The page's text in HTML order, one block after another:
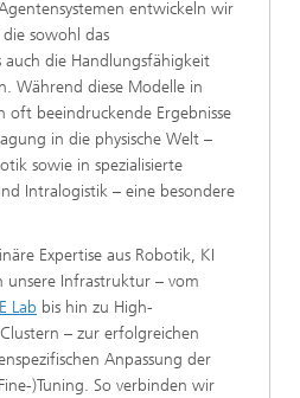
entwickeln wir
sowohl das
auch die Handlungsfähigkeit
Während diese Modelle in
beeindruckende Ergebnisse
in die physische Welt –
sowie in spezialisierte
Intralogistik – eine besondere
Expertise aus Robotik, KI
unsere Infrastruktur – vom
Lab bis hin zu High-
– zur erfolgreichen
Anpassung der
)Tuning. So verbinden wir